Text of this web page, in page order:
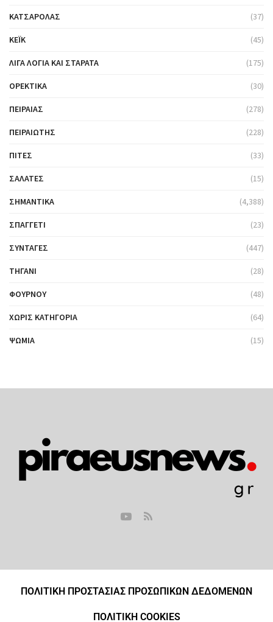
ΚΑΤΣΑΡΌΛΑΣ (37)
ΚΈΙΚ (45)
ΛΊΓΑ ΛΌΓΙΑ ΚΑΙ ΣΤΑΡΆΤΑ (175)
ΟΡΕΚΤΙΚΆ (30)
ΠΕΙΡΑΙΆΣ (278)
ΠΕΙΡΑΙΏΤΗΣ (228)
ΠΊΤΕΣ (33)
ΣΑΛΆΤΕΣ (15)
ΣΗΜΑΝΤΙΚΆ (4,388)
ΣΠΑΓΓΈΤΙ (23)
ΣΥΝΤΑΓΈΣ (447)
ΤΗΓΆΝΙ (28)
ΦΟΎΡΝΟΥ (48)
ΧΩΡΊΣ ΚΑΤΗΓΟΡΊΑ (64)
ΨΩΜΙΆ (15)
ΠΟΛΙΤΙΚΗ ΠΡΟΣΤΑΣΙΑΣ ΠΡΟΣΩΠΙΚΩΝ ΔΕΔΟΜΕΝΩΝ
ΠΟΛΙΤΙΚΗ COOKIES